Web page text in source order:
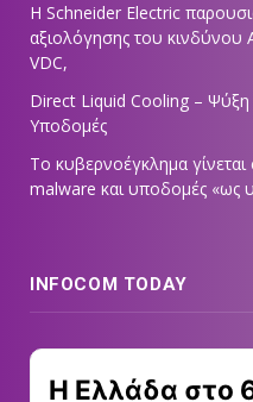
Η Schneider Electric
αξιολόγησης του
VDC,
Direct Liquid Cooling –
Υποδομές
Το κυβερνοέγκλημα
malware και υποδομές «ως
INFOCOM TODAY